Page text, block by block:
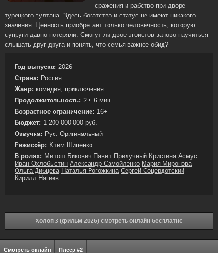
сражения и рабство при дворе
турецкого султана. Здесь богатство и статус не имеют никакого
значения. Ценность приобретает только человечность, которую
супруги давно потеряли. Смогут ли двое эгоистов заново научиться
слышать друг друга и понять, что семья важнее обид?
Год выпуска: 2026
Страна: Россия
Жанр: комедия, приключения
Продолжительность: 2 ч 6 мин
Возрастное ограничение: 16+
Бюджет: 1 200 000 000 руб.
Озвучка: Рус. Оригинальный
Режиссёр: Клим Шипенко
В ролях: Милош Бикович Павел Прилучный Кристина Асмус
Иван Охлобыстин Александр Самойленко Мария Миронова
Ольга Дибцева Наталья Рогожкина Сергей Соцердотский
Кирилл Нагиев
Холоп 3 (фильм 2026) смотреть онлайн бесплатно
Смотреть онлайн Плеер #2